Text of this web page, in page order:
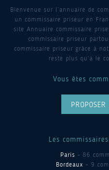
Bienvenue sur l’annuaire de
un commissaire priseur en
site Annuaire commissaire
commissaire priseur
commissaire priseur grâce à
reste plus qu’à le
Vous êtes
Les
Paris - 86
Bordeaux - 9